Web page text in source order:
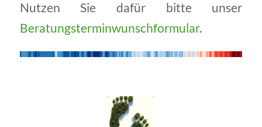
Nutzen Sie dafür bitte unser
Beratungsterminwunschformular.